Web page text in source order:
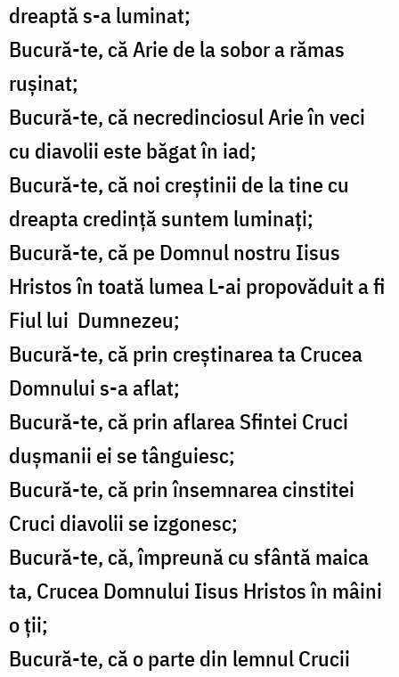
dreaptă s-a luminat;
Bucură-te, că Arie de la sobor a rămas
ruşinat;
Bucură-te, că necredinciosul Arie în veci
cu diavolii este băgat în iad;
Bucură-te, că noi creştinii de la tine cu
dreapta credinţă suntem luminaţi;
Bucură-te, că pe Domnul nostru Iisus
Hristos în toată lumea L-ai propovăduit a fi
Fiul lui Dumnezeu;
Bucură-te, că prin creştinarea ta Crucea
Domnului s-a aflat;
Bucură-te, că prin aflarea Sfintei Cruci
duşmanii ei se tânguiesc;
Bucură-te, că prin însemnarea cinstitei
Cruci diavolii se izgonesc;
Bucură-te, că, împreună cu sfântă maica
ta, Crucea Domnului Iisus Hristos în mâini
o ţii;
Bucură-te, că o parte din lemnul Crucii